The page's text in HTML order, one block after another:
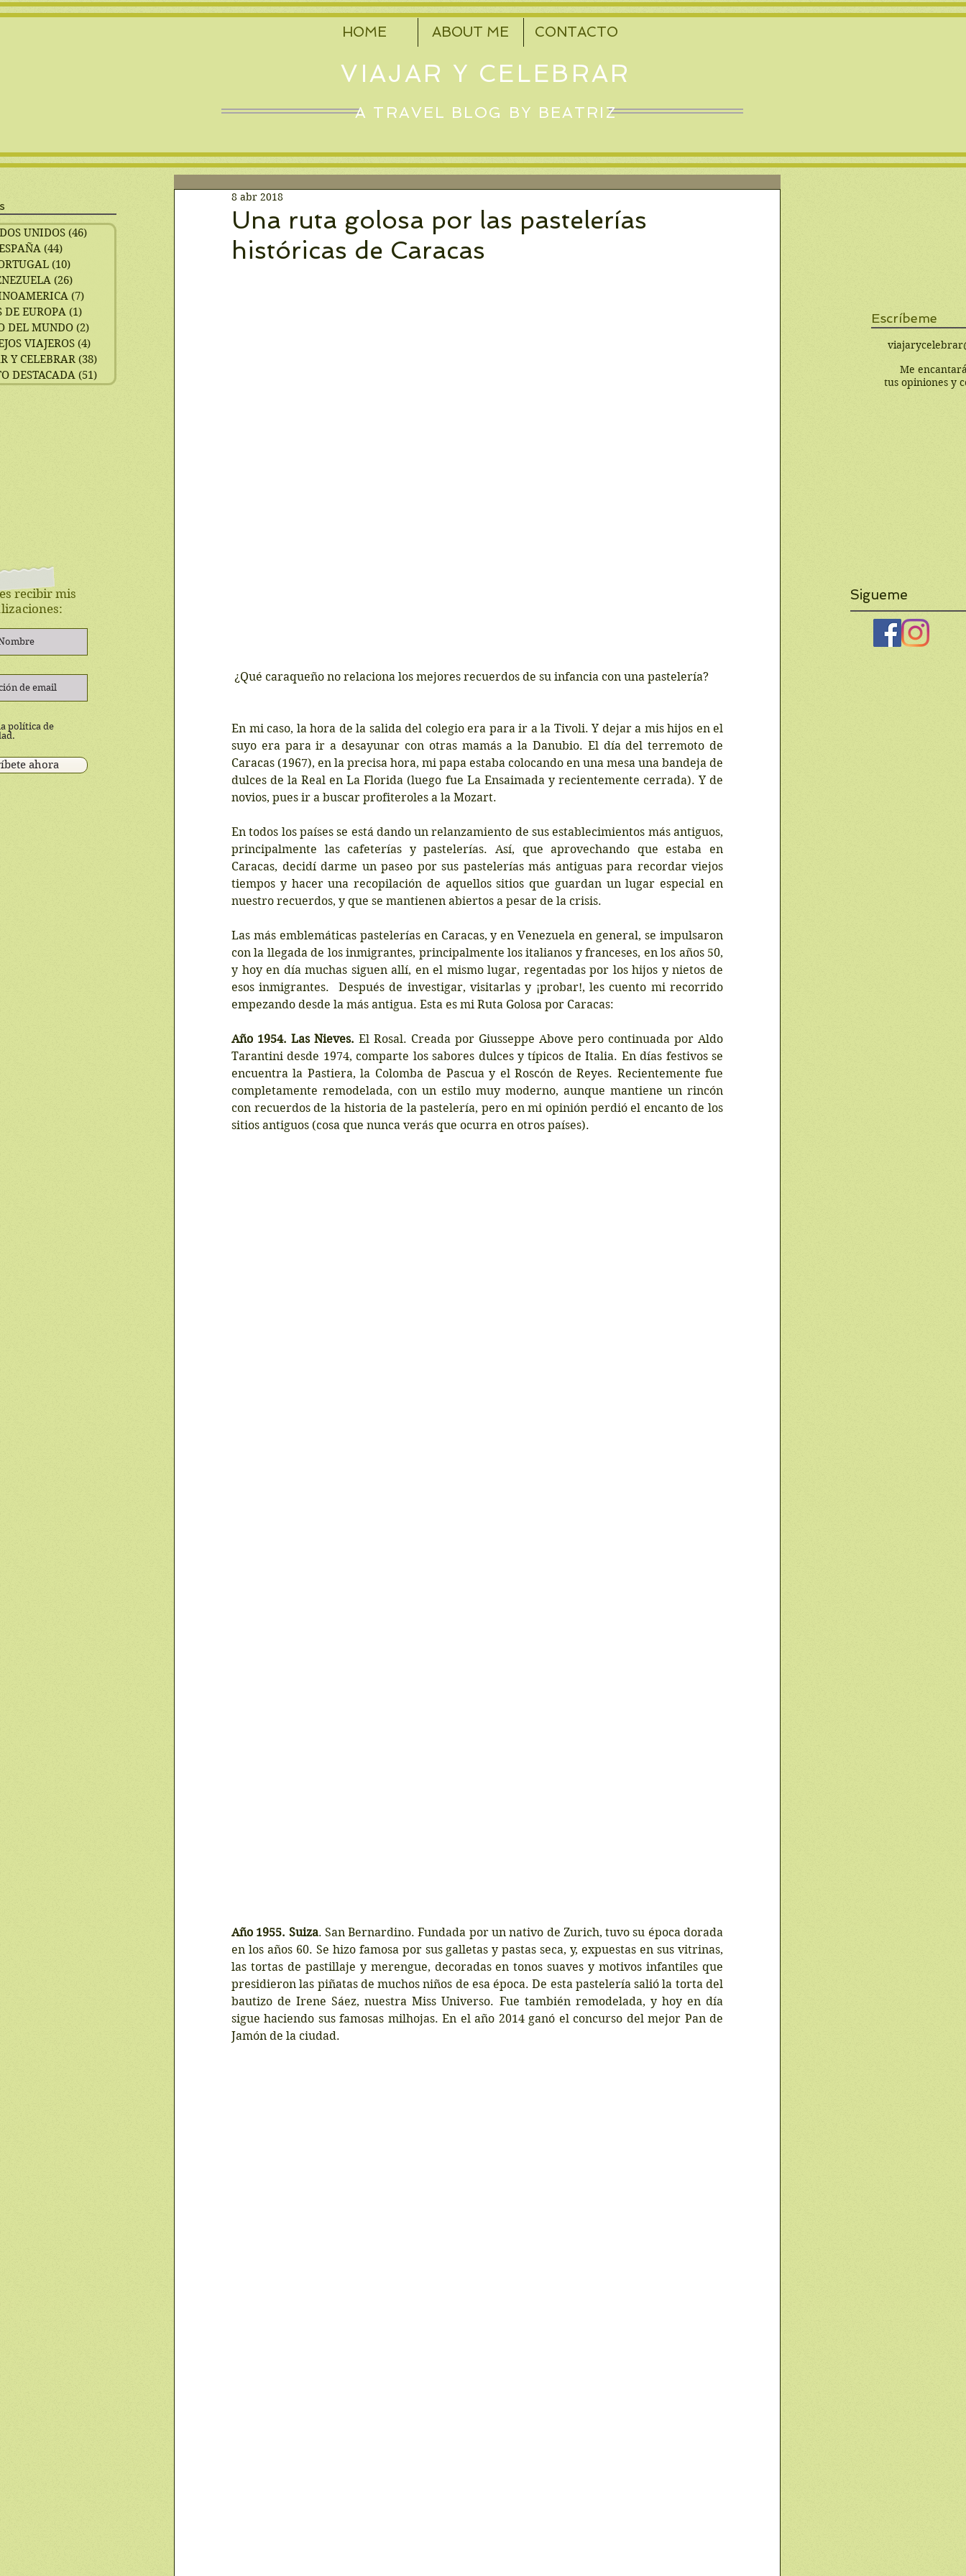
VIAJAR Y CELEBRAR
A TRAVEL BLOG BY BEATRIZ
HOME ABOUT ME CONTACTO
Una ruta golosa por las pastelerías
históricas de Caracas
8 abr 2018
¿Qué caraqueño no relaciona los mejores recuerdos de su infancia con una pastelería?
En mi caso, la hora de la salida del colegio era para ir a la Tivoli. Y dejar a mis hijos en el
suyo era para ir a desayunar con otras mamás a la Danubio. El día del terremoto de
Caracas (1967), en la precisa hora, mi papa estaba colocando en una mesa una bandeja de
dulces de la Real en La Florida (luego fue La Ensaimada y recientemente cerrada). Y de
novios, pues ir a buscar profiteroles a la Mozart.
En todos los países se está dando un relanzamiento de sus establecimientos más antiguos,
principalmente las cafeterías y pastelerías. Así, que aprovechando que estaba en
Caracas, decidí darme un paseo por sus pastelerías más antiguas para recordar viejos
tiempos y hacer una recopilación de aquellos sitios que guardan un lugar especial en
nuestro recuerdos, y que se mantienen abiertos a pesar de la crisis.
Las más emblemáticas pastelerías en Caracas, y en Venezuela en general, se impulsaron
con la llegada de los inmigrantes, principalmente los italianos y franceses, en los años 50,
y hoy en día muchas siguen allí, en el mismo lugar, regentadas por los hijos y nietos de
esos inmigrantes.  Después de investigar, visitarlas y ¡probar!, les cuento mi recorrido
empezando desde la más antigua. Esta es mi Ruta Golosa por Caracas:
Año 1954. Las Nieves. El Rosal. Creada por Giusseppe Above pero continuada por Aldo
Tarantini desde 1974, comparte los sabores dulces y típicos de Italia. En días festivos se
encuentra la Pastiera, la Colomba de Pascua y el Roscón de Reyes. Recientemente fue
completamente remodelada, con un estilo muy moderno, aunque mantiene un rincón
con recuerdos de la historia de la pastelería, pero en mi opinión perdió el encanto de los
sitios antiguos (cosa que nunca verás que ocurra en otros países).
Año 1955. Suiza. San Bernardino. Fundada por un nativo de Zurich, tuvo su época dorada
en los años 60. Se hizo famosa por sus galletas y pastas seca, y, expuestas en sus vitrinas,
las tortas de pastillaje y merengue, decoradas en tonos suaves y motivos infantiles que
presidieron las piñatas de muchos niños de esa época. De esta pastelería salió la torta del
bautizo de Irene Sáez, nuestra Miss Universo. Fue también remodelada, y hoy en día
sigue haciendo sus famosas milhojas. En el año 2014 ganó el concurso del mejor Pan de
Jamón de la ciudad.
Escríbeme
Me
tus opiniones y
política de
ahora
recibir mis
UNIDOS (46) 46 entradas
(44)44 entradas
(10)10 entradas
(26)
(7)7 entradas
DE EUROPA (1)
DEL MUNDO (2)
VIAJEROS (4)
Y CELEBRAR (38)38 entradas
DESTACADA (51)
Sigueme